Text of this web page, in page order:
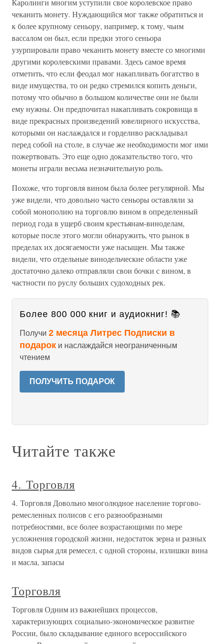
Каролинги многим уступили свое королевское право
чеканить монету. Нуждающийся мог также обратиться и
к более крупному сеньору, например, к тому, чьим
вассалом он был, если предки этого сеньора
узурпировали право чеканить монету вместе со многими
другими королевскими правами. Здесь самое время
отметить, что если феодал мог накапливать богатство в
виде имущества, то он редко стремился копить деньги,
потому что обычно в большом количестве они не были
ему нужны. Он предпочитал накапливать сокровища в
виде прекрасных произведений ювелирного искусства,
которыми он наслаждался и горделиво раскладывал
перед собой на столе, в случае же необходимости мог ими
пожертвовать. Это еще одно доказательство того, что
монеты играли весьма незначительную роль.
Похоже, что торговля вином была более регулярной. Мы
уже видели, что довольно часто сеньоры оставляли за
собой монополию на торговлю вином в определенный
период года в ущерб своим крестьянам-виноделам,
которые после этого могли обнаружить, что рынок в
пределах их досягаемости уже насыщен. Мы также
видели, что отдельные винодельческие области уже
достаточно далеко отправляли свои бочки с вином, в
частности по руслу больших судоходных рек.
Более 800 000 книг и аудиокниг! 📚
Получи 2 месяца Литрес Подписки в
подарок и наслаждайся неограниченным
чтением
ПОЛУЧИТЬ ПОДАРОК
Читайте также
4. Торговля
4. Торговля Довольно многолюдное население торгово-
ремесленных полисов с его разнообразными
потребностями, все более возрастающими по мере
усложнения городской жизни, недостаток зерна и разных
видов сырья для ремесел, с одной стороны, излишки вина
и масла, запасы
Торговля
Торговля Одним из важнейших процессов,
характеризующих социально-экономическое развитие
России, было складывание единого всероссийского